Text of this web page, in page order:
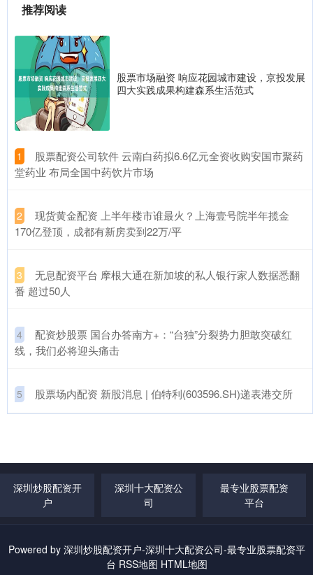
推荐阅读
股票市场融资 响应花园城市建设，京投发展
四大实践成果构建森系生活范式
1
​股票配资公司软件 云南白药拟6.6亿元全资收购安国市聚药
堂药业 布局全国中药饮片市场
2
​现货黄金配资 上半年楼市谁最火？上海壹号院半年揽金
170亿登顶，成都有新房卖到22万/平
3
​无息配资平台 摩根大通在新加坡的私人银行家人数据悉翻
番 超过50人
4
​配资炒股票 国台办答南方+：“台独”分裂势力胆敢突破红
线，我们必将迎头痛击
5 ​股票场内配资 新股消息 | 伯特利(603596.SH)递表港交所
深圳炒股配资开
户
深圳十大配资公
司
最专业股票配资
平台
Powered by 深圳炒股配资开户-深圳十大配资公司-最专业股票配资平
台 RSS地图 HTML地图